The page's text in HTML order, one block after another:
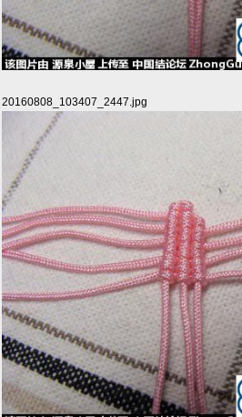
20160808_103407_2447.jpg